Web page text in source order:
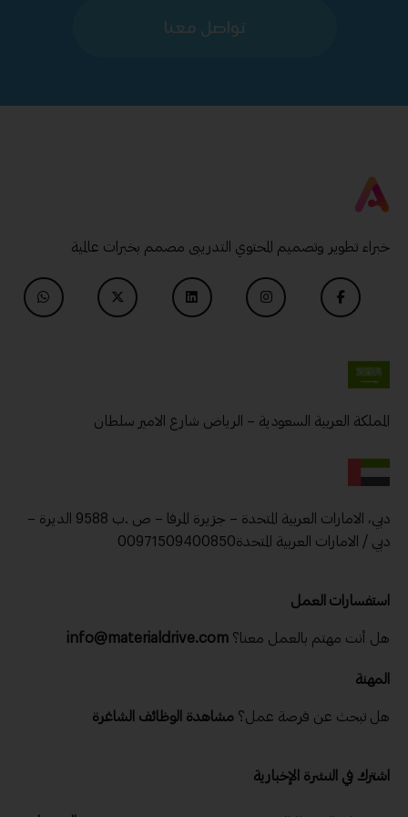
تواصل معنا
خبراء تطوير وتصميم المحتوي التدريبى مصمم بخبرات عالمية
المملكة العربية السعودية – الرياض شارع الامير سلطان
دبي، الامارات العربية المتحدة – جزيرة المرفا – ص .ب 9588 الديرة –
دبي / الامارات العربية المتحدة00971509400850
استفسارات العمل
هل أنت مهتم بالعمل معنا؟ info@materialdrive.com
المهنة
هل تبحث عن فرصة عمل؟ مشاهدة الوظائف الشاغرة
اشترك في النشرة الإخبارية